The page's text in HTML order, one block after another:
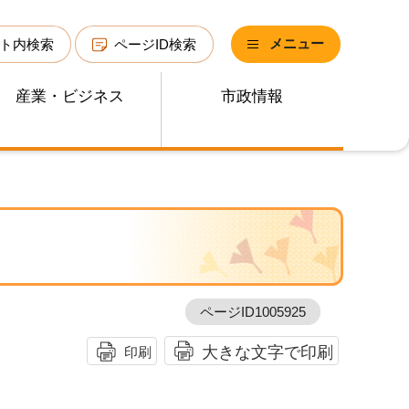
内検索 ページID検索 メニュー
産業・ビジネス 市政情報
ページID1005925
印刷 大きな文字で印刷